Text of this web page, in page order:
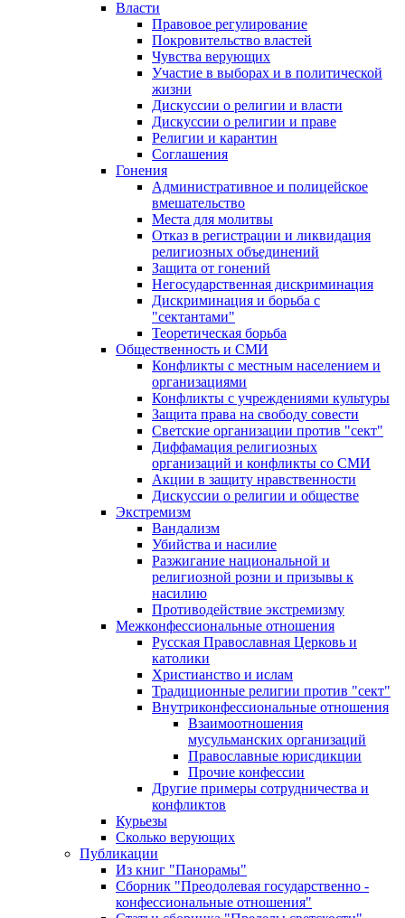
Власти
Правовое регулирование
Покровительство властей
Чувства верующих
Участие в выборах и в политической
жизни
Дискуссии о религии и власти
Дискуссии о религии и праве
Религии и карантин
Соглашения
Гонения
Административное и полицейское
вмешательство
Места для молитвы
Отказ в регистрации и ликвидация
религиозных объединений
Защита от гонений
Негосударственная дискриминация
Дискриминация и борьба с
"сектантами"
Теоретическая борьба
Общественность и СМИ
Конфликты с местным населением и
организациями
Конфликты с учреждениями культуры
Защита права на свободу совести
Светские организации против "сект"
Диффамация религиозных
организаций и конфликты со СМИ
Акции в защиту нравственности
Дискуссии о религии и обществе
Экстремизм
Вандализм
Убийства и насилие
Разжигание национальной и
религиозной розни и призывы к
насилию
Противодействие экстремизму
Межконфессиональные отношения
Русская Православная Церковь и
католики
Христианство и ислам
Традиционные религии против "сект"
Внутриконфессиональные отношения
Взаимоотношения
мусульманских организаций
Православные юрисдикции
Прочие конфессии
Другие примеры сотрудничества и
конфликтов
Курьезы
Сколько верующих
Публикации
Из книг "Панорамы"
Сборник "Преодолевая государственно -
конфессиональные отношения"